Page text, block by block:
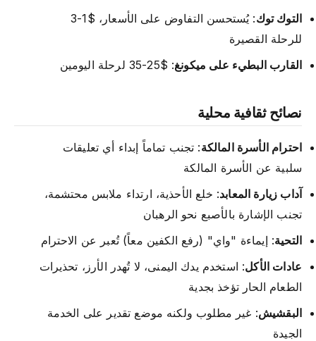
التوك توك
: يُستحسن التفاوض على الأسعار، $1-3
للرحلة القصيرة
القارب البطيء على ميكونغ: $25-35 لرحلة اليومين
نصائح ثقافية محلية
احترام الأسرة المالكة: تجنب تماماً إبداء أي تعليقات
سلبية عن الأسرة المالكة
آداب زيارة المعابد: خلع الأحذية، ارتداء ملابس محتشمة،
تجنب الإشارة بالأصبع نحو الرهبان
التحية: إيماءة "واي" (رفع الكفين معاً) تُعبر عن الاحترام
عادات الأكل: استخدم يدك اليمنى، لا تُهدر الأرز، تحذيرات
الطعام الحار تؤخذ بجدية
البقشيش: غير مطلوب ولكنه موضع تقدير على الخدمة
الجيدة